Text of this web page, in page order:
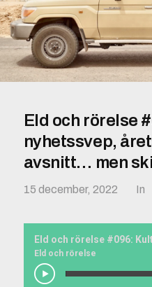
Eld och rörelse
nyhetssvep,
avsnitt… men
15 december, 2022 In
Eld och rörelse